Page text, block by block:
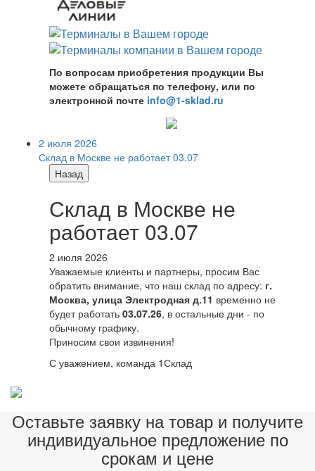
По вопросам приобретения продукции Вы
можете обращаться по телефону, или по
электронной почте info@1-sklad.ru
2 июля 2026
Склад в Москве не работает 03.07
Назад
Склад в Москве не
работает 03.07
2 июля 2026
Уважаемые клиенты и партнеры, просим Вас
обратить внимание, что наш склад по адресу: г.
Москва, улица Электродная д.11 временно не
будет работать 03.07.26, в остальные дни - по
обычному графику.
Приносим свои извинения!
С уважением, команда 1Склад
Оставьте заявку на товар и получите
индивидуальное предложение по
срокам и цене